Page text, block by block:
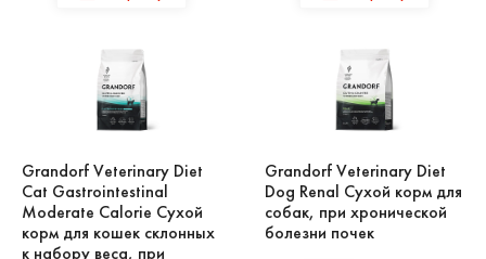
Grandorf Veterinary Diet
Cat Gastrointestinal
Moderate Calorie Сухой
корм для кошек склонных
к набору веса, при
Grandorf Veterinary Diet
Dog Renal Сухой корм для
собак, при хронической
болезни почек